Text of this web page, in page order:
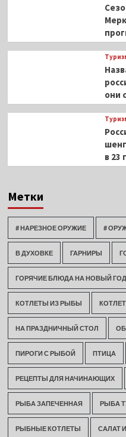
они
в 23
Метки
# НАРЕЗНОЕ ОРУЖИЕ #
В ДУХОВКЕ ГАРНИРЫ
ГОРЯЧИЕ БЛЮДА НА НОВЫЙ ГОД
КОТЛЕТЫ ИЗ РЫБЫ
НА ПРАЗДНИЧНЫЙ СТОЛ
ПИРОГИ С РЫБОЙ ПТИЦА
РЕЦЕПТЫ ДЛЯ НАЧИНАЮЩИХ
РЫБА ЗАПЕЧЕННАЯ РЫБА
РЫБНЫЕ КОТЛЕТЫ САЛАТ